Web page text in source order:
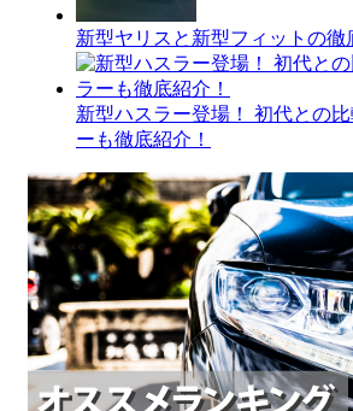
新型ヤリスと新型フィットの徹
新型ハスラー登場！ 初代との
ーも徹底紹介！